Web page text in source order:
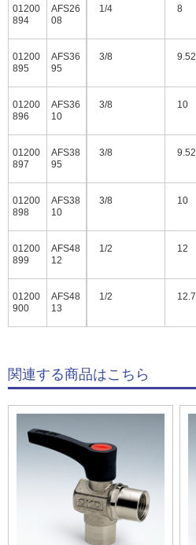
01200
894
AFS26
08
01200
895
AFS36
95
01200
896
AFS36
10
01200
897
AFS38
95
01200
898
AFS38
10
01200
899
AFS48
12
01200
900
AFS48
13
1/4 8
3/8 9.52
3/8 10
3/8 9.52
3/8 10
1/2 12
1/2 12.7
関連する商品はこちら